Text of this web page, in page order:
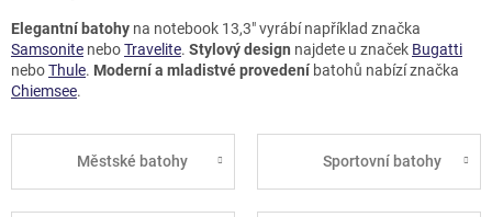
Elegantní batohy na notebook 13,3"vyrábí například značka
Samsonite neboTravelite. Stylový design najdete u značek Bugatti
neboThule. Moderní a mladistvé provedení batohů nabízí značka
Chiemsee.
Městské batohy Sportovní batohy